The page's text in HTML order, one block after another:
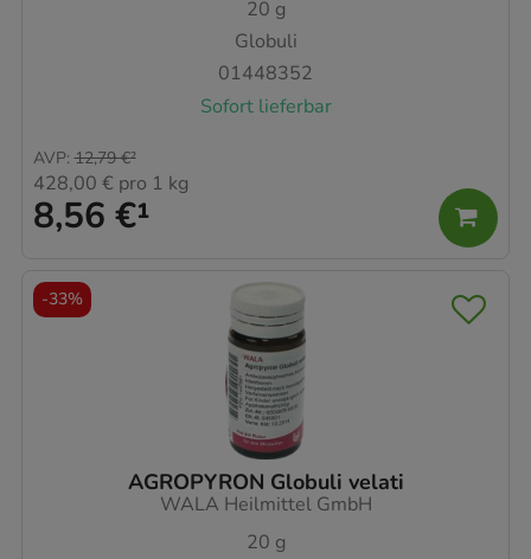
20 g
Globuli
01448352
Sofort lieferbar
8,56 €¹
AVP: 12,79 €²
428,00 € pro 1 kg
AGROPYRON Globuli velati
WALA Heilmittel GmbH
20 g
-33%